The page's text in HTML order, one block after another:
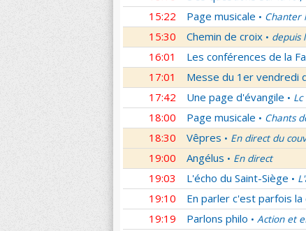
15:22 Page musicale • Chanter
15:30 Chemin de croix • depuis
16:01 Les conférences de la
17:01 Messe du 1er vendredi
17:42 Une page d'évangile •
18:00 Page musicale • Chants
18:30 Vêpres • En direct du
19:00 Angélus • En direct
19:03 L'écho du Saint-Siège •
19:10 En parler c'est parfois la
19:19 Parlons philo • Action et